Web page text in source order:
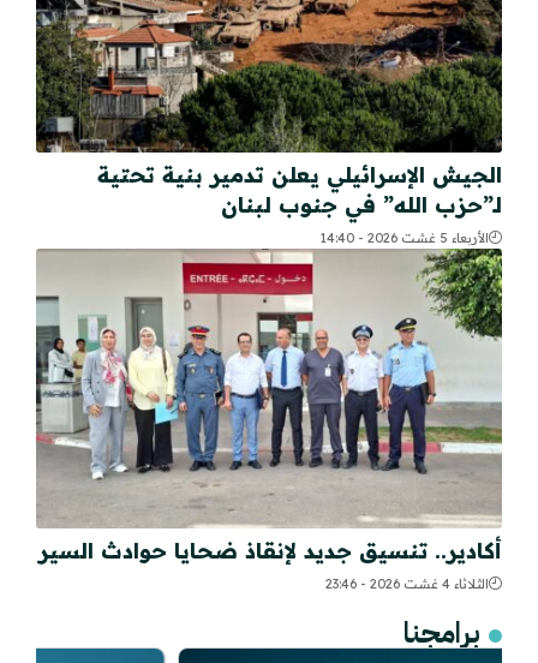
الجيش الإسرائيلي يعلن تدمير بنية تحتية
لـ”حزب الله” في جنوب لبنان
الأربعاء 5 غشت 2026 - 14:40
أكادير.. تنسيق جديد لإنقاذ ضحايا حوادث السير
الثلاثاء 4 غشت 2026 - 23:46
برامجنا